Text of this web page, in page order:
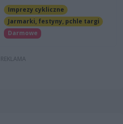
Imprezy cykliczne
Jarmarki, festyny, pchle targi
Darmowe